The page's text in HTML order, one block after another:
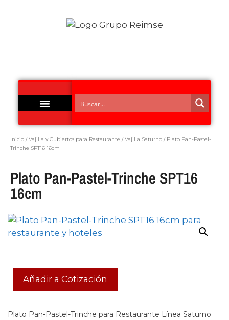
Inicio /Vajilla y Cubiertos para Restaurante /Vajilla Saturno / Plato Pan-Pastel-
Trinche SPT16 16cm
Plato Pan-Pastel-Trinche SPT16
16cm
Añadir a Cotización
Plato Pan-Pastel-Trinche para Restaurante Línea Saturno